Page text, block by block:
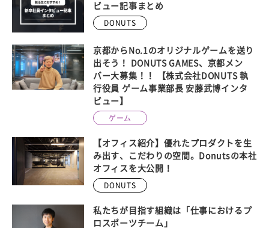
ビュー記事まとめ
DONUTS
京都からNo.1のオリジナルゲームを送り
出そう！ DONUTS GAMES、京都メン
バー大募集！！ 【株式会社DONUTS 執
行役員 ゲーム事業部長 安藤武博インタ
ビュー】
ゲーム
【オフィス紹介】優れたプロダクトを生
み出す、こだわりの空間。Donutsの本社
オフィスを大公開！
DONUTS
私たちが目指す組織は「仕事におけるプ
ロスポーツチーム」